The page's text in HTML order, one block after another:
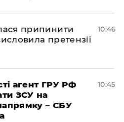
припинити
претензії
10:46
агент ГРУ РФ
ЗСУ на
– СБУ
10:45